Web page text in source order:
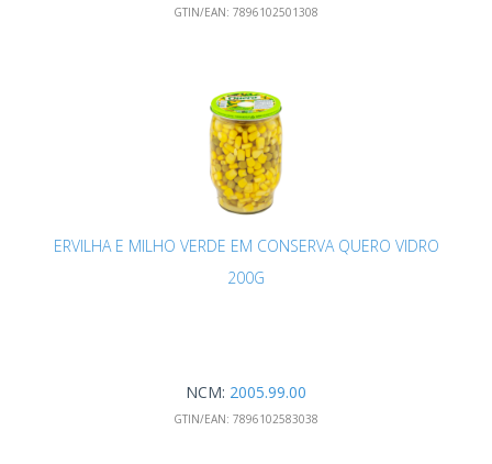
GTIN/EAN: 7896102501308
ERVILHA E MILHO VERDE EM CONSERVA QUERO VIDRO
200G
NCM: 2005.99.00
GTIN/EAN: 7896102583038